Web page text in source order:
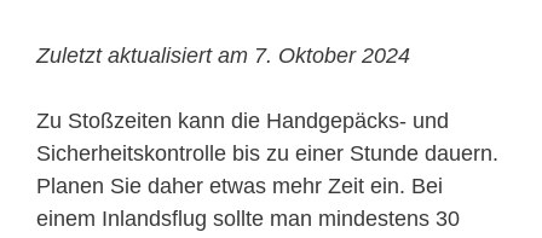
Zuletzt aktualisiert am 7. Oktober 2024
Zu Stoßzeiten kann die Handgepäcks- und
Sicherheitskontrolle bis zu einer Stunde dauern.
Planen Sie daher etwas mehr Zeit ein. Bei
einem Inlandsflug sollte man mindestens 30